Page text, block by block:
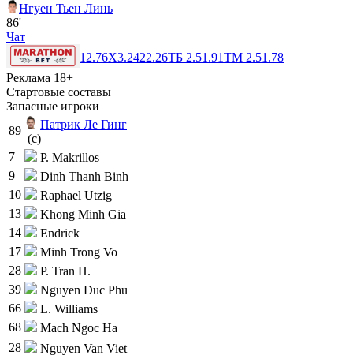
Нгуен Тьен Линь
86'
Чат
1 2.76X3.2422.26ТБ 2.51.91ТМ 2.51.78
Реклама 18+
Стартовые составы
Запасные игроки
89
Патрик Ле Гинг
(c)
7
P. Makrillos
9
Dinh Thanh Binh
10
Raphael Utzig
13
Khong Minh Gia
14
Endrick
17
Minh Trong Vo
28
P. Tran H.
39
Nguyen Duc Phu
66
L. Williams
68
Mach Ngoc Ha
28
Nguyen Van Viet